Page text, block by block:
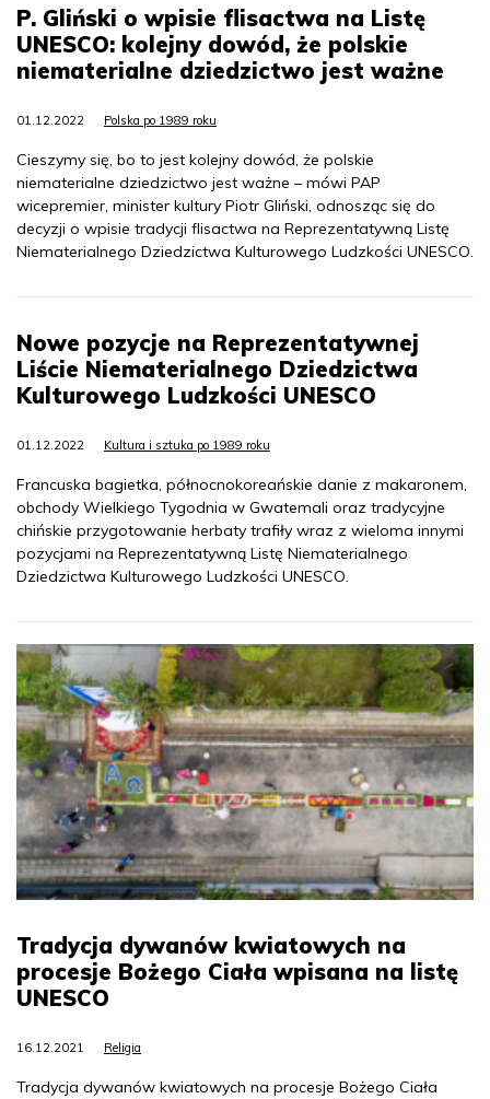
P. Gliński o wpisie flisactwa na Listę
UNESCO: kolejny dowód, że polskie
niematerialne dziedzictwo jest ważne
01.12.2022 Polska po 1989 roku
Cieszymy się, bo to jest kolejny dowód, że polskie
niematerialne dziedzictwo jest ważne – mówi PAP
wicepremier, minister kultury Piotr Gliński, odnosząc się do
decyzji o wpisie tradycji flisactwa na Reprezentatywną Listę
Niematerialnego Dziedzictwa Kulturowego Ludzkości UNESCO.
Nowe pozycje na Reprezentatywnej
Liście Niematerialnego Dziedzictwa
Kulturowego Ludzkości UNESCO
01.12.2022 Kultura i sztuka po 1989 roku
Francuska bagietka, północnokoreańskie danie z makaronem,
obchody Wielkiego Tygodnia w Gwatemali oraz tradycyjne
chińskie przygotowanie herbaty trafiły wraz z wieloma innymi
pozycjami na Reprezentatywną Listę Niematerialnego
Dziedzictwa Kulturowego Ludzkości UNESCO.
Tradycja dywanów kwiatowych na
procesje Bożego Ciała wpisana na listę
UNESCO
16.12.2021 Religia
Tradycja dywanów kwiatowych na procesje Bożego Ciała